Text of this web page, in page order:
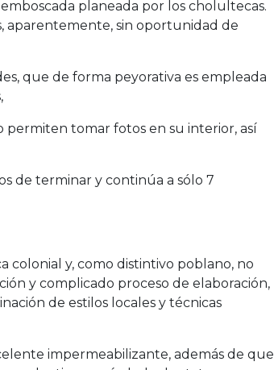
planeada por los cholultecas.
aparentemente, sin oportunidad de
que de forma peyorativa es empleada
permiten tomar fotos en su interior, así
de terminar y continúa a sólo 7
colonial y, como distintivo poblano, no
y complicado proceso de elaboración,
de estilos locales y técnicas
impermeabilizante, además de que